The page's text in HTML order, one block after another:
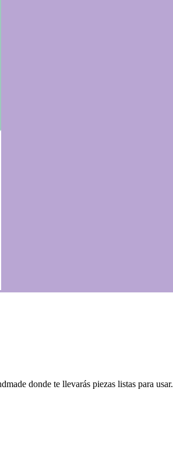
donde te llevarás piezas listas para usar.